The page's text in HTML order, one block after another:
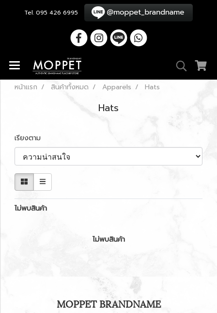
Tel. 095 426 6995
หน้าแรก สินค้าทั้งหมด Apparels Hats
Hats
เรียงตาม
ไม่พบสินค้า
ไม่พบสินค้า
MOPPET BRANDNAME